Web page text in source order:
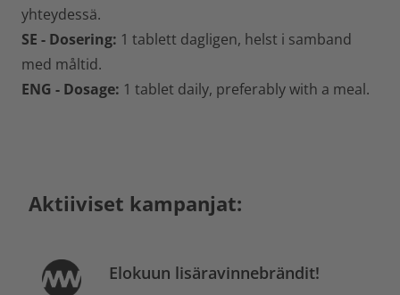
yhteydessä.
SE - Dosering: 1 tablett dagligen, helst i samband
med måltid.
ENG - Dosage: 1 tablet daily, preferably with a meal.
Aktiiviset kampanjat:
Elokuun lisäravinnebrändit!